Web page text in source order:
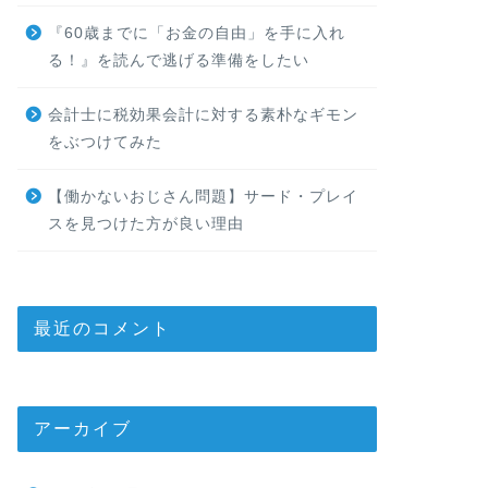
『60歳までに「お金の自由」を手に入れ
る！』を読んで逃げる準備をしたい
会計士に税効果会計に対する素朴なギモン
をぶつけてみた
【働かないおじさん問題】サード・プレイ
スを見つけた方が良い理由
最近のコメント
アーカイブ